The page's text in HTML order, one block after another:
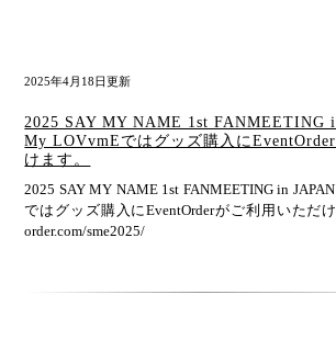
2025年4月18日更新
2025 SAY MY NAME 1st
My LOVvmEではグッズ購入に
けます。
2025 SAY MY NAME 1st FANMEETING in
ではグッズ購入にEventOrderがご利用いただ
order.com/sme2025/